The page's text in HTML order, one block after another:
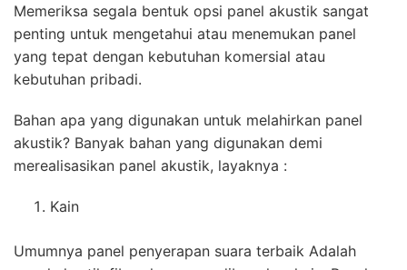
Memeriksa segala bentuk opsi panel akustik sangat
penting untuk mengetahui atau menemukan panel
yang tepat dengan kebutuhan komersial atau
kebutuhan pribadi.
Bahan apa yang digunakan untuk melahirkan panel
akustik? Banyak bahan yang digunakan demi
merealisasikan panel akustik, layaknya :
Kain
Umumnya panel penyerapan suara terbaik Adalah